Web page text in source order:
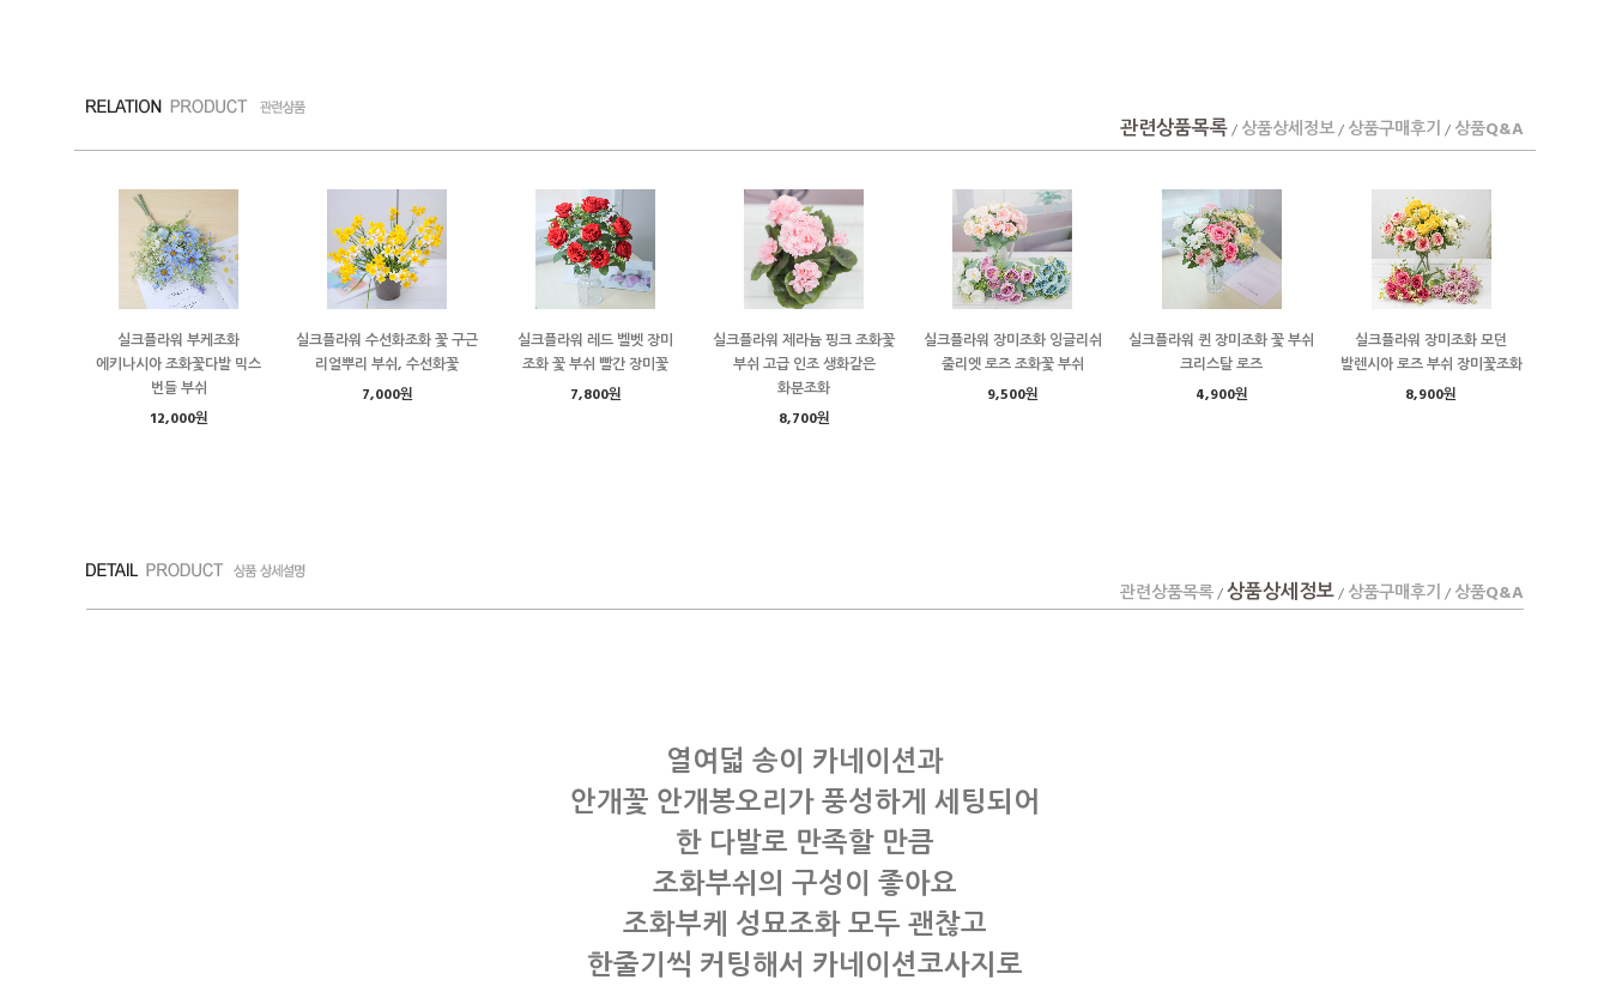
관련상품목록/ 상품상세정보/ 상품구매후기 / 상품Q&A
실크플라워 부케조화
에키나시아 조화꽃다발 믹스
번들 부쉬
12,000원
실크플라워 수선화조화 꽃 구근
리얼뿌리 부쉬, 수선화꽃
7,000원
실크플라워 레드 벨벳 장미
조화 꽃 부쉬 빨간 장미꽃
7,800원
실크플라워 제라늄 핑크 조화꽃
부쉬 고급 인조 생화같은
화분조화
8,700원
실크플라워 장미조화 잉글리쉬
줄리엣 로즈 조화꽃 부쉬
9,500원
실크플라워 퀸 장미조화 꽃 부쉬
크리스탈 로즈
4,900원
실크플라워 장미조화 모던
발렌시아 로즈 부쉬 장미꽃조화
8,900원
관련상품목록/상품상세정보/ 상품구매후기 / 상품Q&A
열여덟 송이 카네이션과
안개꽃 안개봉오리가 풍성하게 세팅되어
한 다발로 만족할 만큼
조화부쉬의 구성이 좋아요
조화부케 성묘조화 모두 괜찮고
한줄기씩 커팅해서 카네이션코사지로